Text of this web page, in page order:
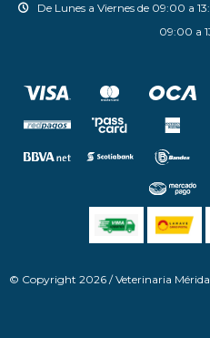
De Lunes a Viernes de 09:00 a
09:00 a
© Copyright 2026 / Veterinaria Mérida